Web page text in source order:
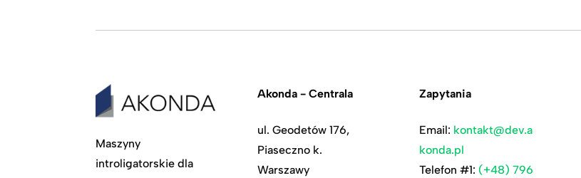
Maszyny
introligatorskie dla
Akonda - Centrala
ul. Geodetów 176,
Piaseczno k.
Warszawy
Zapytania
Email: kontakt@dev.a
konda.pl
Telefon #1: (+48) 796